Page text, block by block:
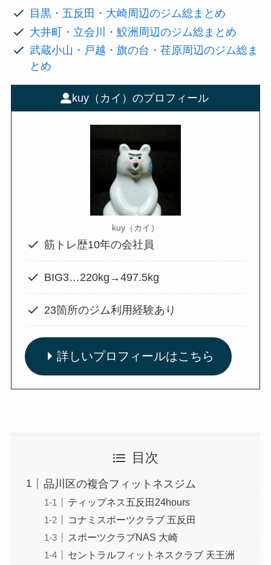
目黒・五反田・大崎周辺のジム総まとめ
大井町・立会川・鮫洲周辺のジム総まとめ
武蔵小山・戸越・旗の台・荏原周辺のジム総ま
とめ
kuy（カイ）のプロフィール
kuy（カイ）
筋トレ歴10年の会社員
BIG3…220kg→497.5kg
23箇所のジム利用経験あり
詳しいプロフィールはこちら
目次
品川区の複合フィットネスジム
ティップネス五反田24hours
コナミスポーツクラブ 五反田
スポーツクラブNAS 大崎
セントラルフィットネスクラブ 天王洲